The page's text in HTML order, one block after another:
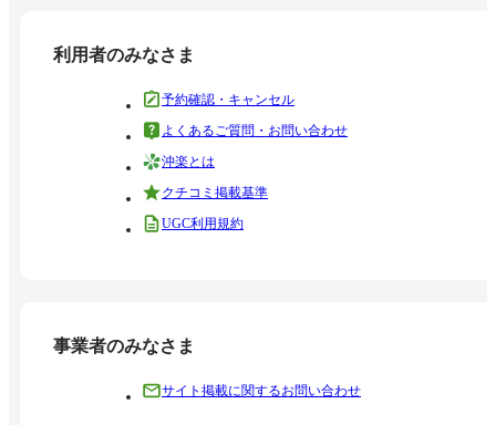
利用者のみなさま
予約確認・キャンセル
よくあるご質問・お問い合わせ
沖楽とは
クチコミ掲載基準
UGC利用規約
事業者のみなさま
サイト掲載に関するお問い合わせ